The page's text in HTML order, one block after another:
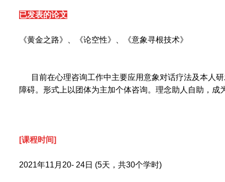
已发表的论文
《黄金之路》、《论空性》、《意象寻根技术》
目前在心理咨询工作中主要应用意象对话疗法及本人
障碍。形式上以团体为主加个体咨询。理念助人自助，成
[课程时间]
2021年11月20- 24日 (5天，共30个学时)